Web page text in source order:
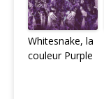
Whitesnake, la
couleur Purple